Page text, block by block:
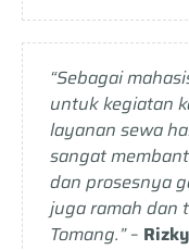
“Sebagai
untuk kegiatan
layanan sewa
sangat
dan prosesnya
juga ramah dan
Tomang.”–